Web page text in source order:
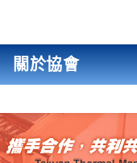
關於協會